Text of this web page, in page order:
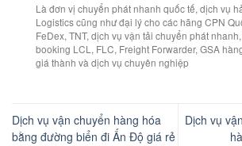
Là đơn vị chuyển phát nhanh quốc tế, dịch vụ
Logistics cũng như đại lý cho các hãng CPN
FeDex, TNT, dịch vụ vận tải chuyển phát
booking LCL, FLC, Freight Forwarder, GSA
giá thành và dịch vụ chuyên nghiệp
Dịch vụ vận chuyển hàng hóa
bằng đường biển đi Ấn Độ giá rẻ
Dịch vụ